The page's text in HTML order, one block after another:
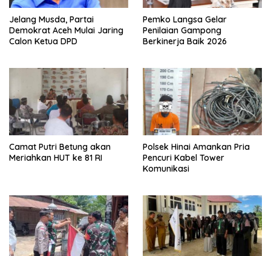
Jelang Musda, Partai
Demokrat Aceh Mulai Jaring
Calon Ketua DPD
Pemko Langsa Gelar
Penilaian Gampong
Berkinerja Baik 2026
Camat Putri Betung akan
Meriahkan HUT ke 81 RI
Polsek Hinai Amankan Pria
Pencuri Kabel Tower
Komunikasi